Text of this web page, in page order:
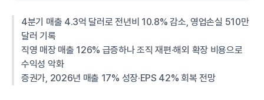
4분기 매출 4.3억 달러로 전년비 10.8% 감소, 영업손실 510만
달러 기록
직영 매장 매출 126% 급증하나 조직 재편·해외 확장 비용으로
수익성 악화
증권가, 2026년 매출 17% 성장·EPS 42% 회복 전망